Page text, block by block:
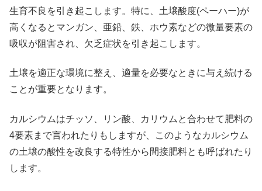
生育不良を引き起こします。特に、土壌酸度(ペーハー)が
高くなるとマンガン、亜鉛、鉄、ホウ素などの微量要素の
吸収が阻害され、欠乏症状を引き起こします。
土壌を適正な環境に整え、適量を必要なときに与え続ける
ことが重要となります。
カルシウムはチッソ、リン酸、カリウムと合わせて肥料の
4要素まで言われたりもしますが、このようなカルシウム
の土壌の酸性を改良する特性から間接肥料とも呼ばれたり
します。